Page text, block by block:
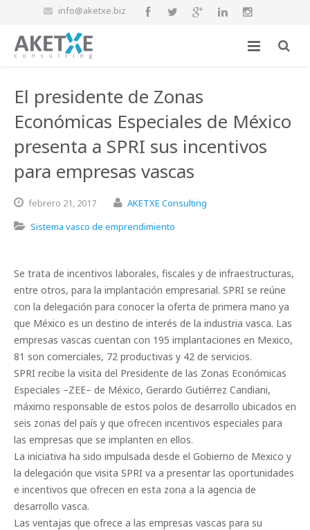
info@aketxe.biz
El presidente de Zonas
Económicas Especiales de México
presenta a SPRI sus incentivos
para empresas vascas
febrero 21, 2017
AKETXE Consulting
Sistema vasco de emprendimiento
Se trata de incentivos laborales, fiscales y de infraestructuras,
entre otros, para la implantación empresarial. SPRI se reúne
con la delegación para conocer la oferta de primera mano ya
que México es un destino de interés de la industria vasca. Las
empresas vascas cuentan con 195 implantaciones en Mexico,
81 son comerciales, 72 productivas y 42 de servicios.
SPRI recibe la visita del Presidente de las Zonas Económicas
Especiales –ZEE– de México, Gerardo Gutiérrez Candiani,
máximo responsable de estos polos de desarrollo ubicados en
seis zonas del país y que ofrecen incentivos especiales para
las empresas que se implanten en ellos.
La iniciativa ha sido impulsada desde el Gobierno de Mexico y
la delegación que visita SPRI va a presentar las oportunidades
e incentivos que ofrecen en esta zona a la agencia de
desarrollo vasca.
Las ventajas que ofrece a las empresas vascas para su